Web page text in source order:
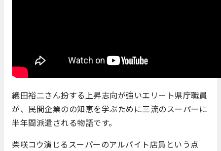
織田裕二さん扮する上昇志向が強いエリート県庁職員
が、民間企業のの知恵を学ぶために三流のスーパーに
半年間派遣される物語です。
柴咲コウ演じるスーパーのアルバイト店員という点